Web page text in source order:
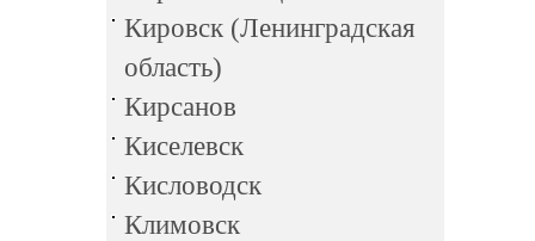
Кировск (Ленинградская
область)
Кирсанов
Киселевск
Кисловодск
Климовск